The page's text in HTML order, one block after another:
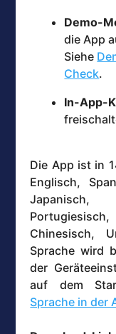
Demo-
die App
Siehe
Check.
In-App-
Die App ist in
Englisch,
Japanisch,
Chinesisch,
Sprache wird
der
auf dem
Sprache in der